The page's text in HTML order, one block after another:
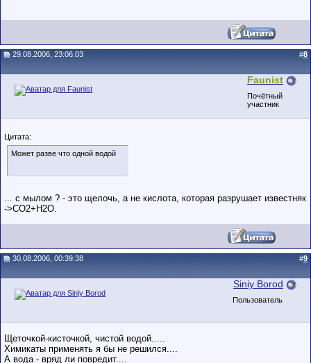
29.08.2006, 23:06:03 #8
Faunist
Почётный
участник
Цитата:
Может разве что одной водой
... с мылом ? - это щелочь, а не кислота, которая разрушает известняк
->СО2+Н2О.
30.08.2006, 00:39:38 #9
Siniy Borod
Пользователь
Щеточкой-кисточкой, чистой водой.....
Химикаты применять я бы не решился....
А вода - вряд ли повредит....